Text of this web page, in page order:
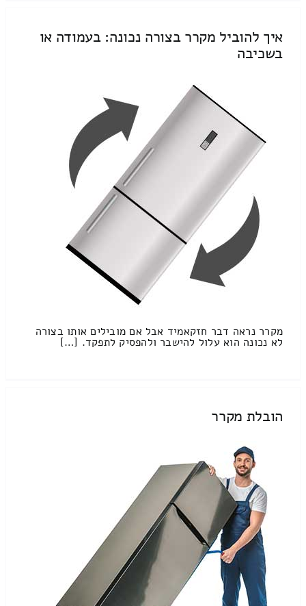
איך להוביל מקרר בצורה נכונה: בעמודה או
בשכיבה
מקרר נראה דבר חזקאמיד אבל אם מובילים אותו בצורה
לא נכונה הוא עלול להישבר ולהפסיק לתפקד. […]
הובלת מקרר